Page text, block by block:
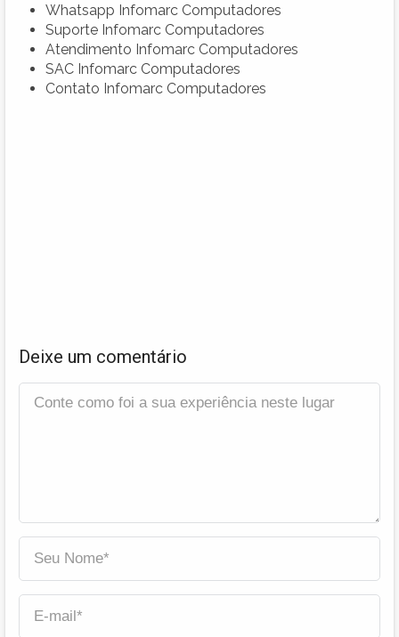
Whatsapp Infomarc Computadores
Suporte Infomarc Computadores
Atendimento Infomarc Computadores
SAC Infomarc Computadores
Contato Infomarc Computadores
Deixe um comentário